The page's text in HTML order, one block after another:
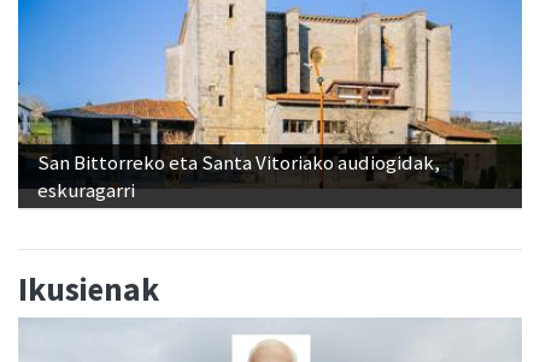
San Bittorreko eta Santa Vitoriako audiogidak,
eskuragarri
Ikusienak